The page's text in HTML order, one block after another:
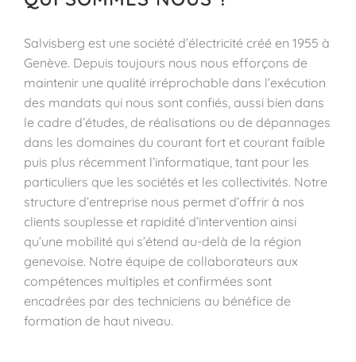
Salvisberg est une société d’électricité créé en 1955 à
Genève. Depuis toujours nous nous efforçons de
maintenir une qualité irréprochable dans l’exécution
des mandats qui nous sont confiés, aussi bien dans
le cadre d’études, de réalisations ou de dépannages
dans les domaines du courant fort et courant faible
puis plus récemment l’informatique, tant pour les
particuliers que les sociétés et les collectivités. Notre
structure d’entreprise nous permet d’offrir à nos
clients souplesse et rapidité d’intervention ainsi
qu’une mobilité qui s’étend au-delà de la région
genevoise. Notre équipe de collaborateurs aux
compétences multiples et confirmées sont
encadrées par des techniciens au bénéfice de
formation de haut niveau.